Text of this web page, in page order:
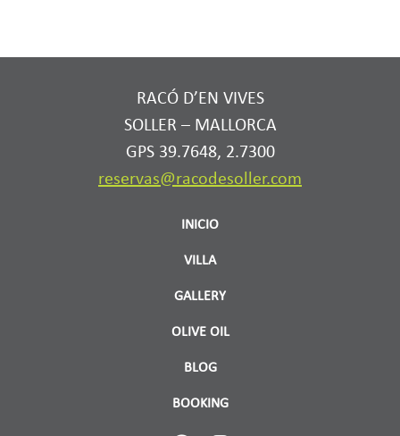
RACÓ D’EN VIVES
SOLLER – MALLORCA
GPS 39.7648, 2.7300
reservas@racodesoller.com
INICIO
VILLA
GALLERY
OLIVE OIL
BLOG
BOOKING